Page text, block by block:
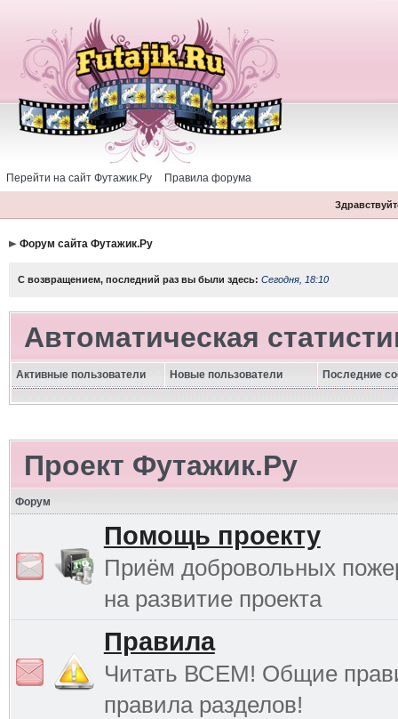
Перейти на сайт Футажик.Ру Правила форума
Форум сайта Футажик.Ру
С возвращением, последний раз вы были здесь: Сегодня, 18:10
Автоматическая
Активные пользователи Новые пользователи Последние
Проект Футажик.Ру
Форум
Помощь проекту
Приём добровольных
на развитие проекта
Правила
Читать ВСЕМ! Общие
правила разделов!